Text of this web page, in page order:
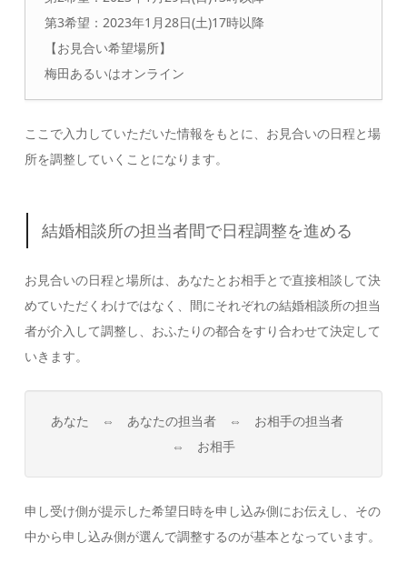
第3希望：2023年1月28日(土)17時以降
【お見合い希望場所】
梅田あるいはオンライン
ここで入力していただいた情報をもとに、お見合いの日程と場
所を調整していくことになります。
結婚相談所の担当者間で日程調整を進める
お見合いの日程と場所は、あなたとお相手とで直接相談して決
めていただくわけではなく、間にそれぞれの結婚相談所の担当
者が介入して調整し、おふたりの都合をすり合わせて決定して
いきます。
あなた ⇔ あなたの担当者 ⇔ お相手の担当者
⇔ お相手
申し受け側が提示した希望日時を申し込み側にお伝えし、その
中から申し込み側が選んで調整するのが基本となっています。